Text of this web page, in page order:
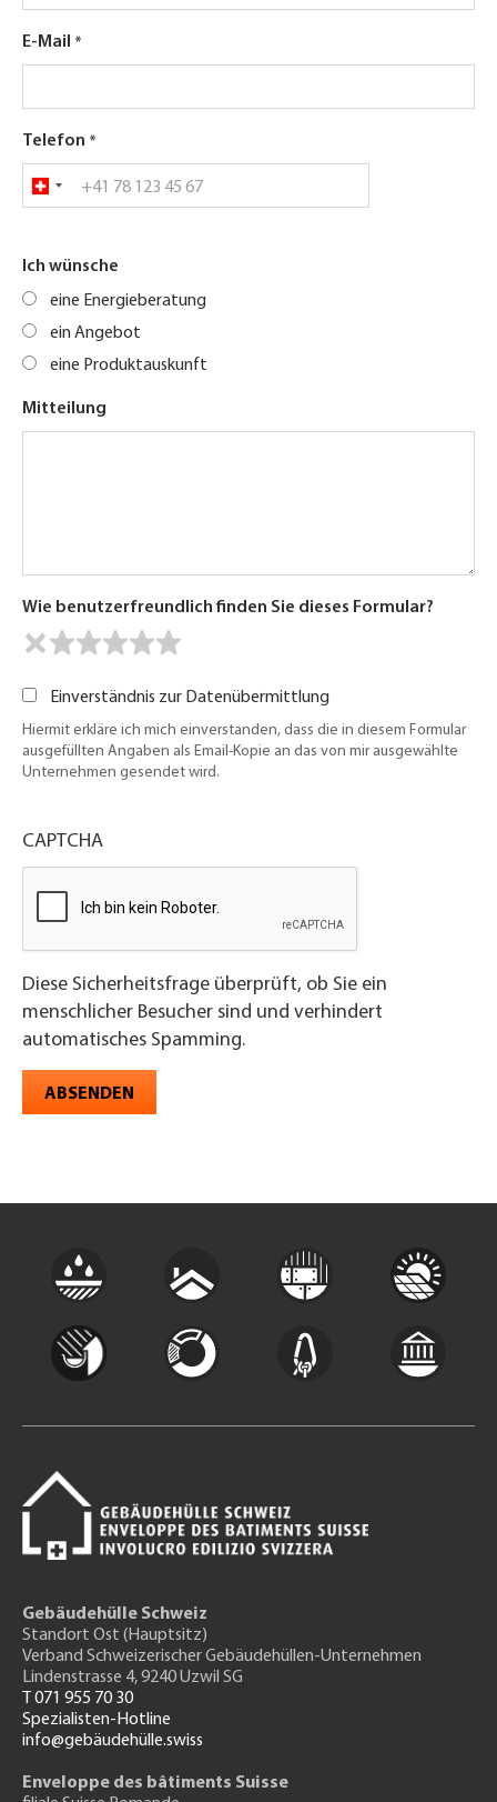
E-Mail
Telefon
Ich wünsche
eine Energieberatung
ein Angebot
eine Produktauskunft
Mitteilung
Wie benutzerfreundlich finden Sie dieses Formular?
Einverständnis zur Datenübermittlung
Hiermit erkläre ich mich einverstanden, dass die in diesem Formular
ausgefüllten Angaben als Email-Kopie an das von mir ausgewählte
Unternehmen gesendet wird.
CAPTCHA
Diese Sicherheitsfrage überprüft, ob Sie ein
menschlicher Besucher sind und verhindert
automatisches Spamming.
ABSENDEN
Gebäudehülle Schweiz
Standort Ost (Hauptsitz)
Verband Schweizerischer Gebäudehüllen-Unternehmen
Lindenstrasse 4, 9240 Uzwil SG
T 071 955 70 30
Spezialisten-Hotline
info@gebäudehülle.swiss
Enveloppe des bâtiments Suisse